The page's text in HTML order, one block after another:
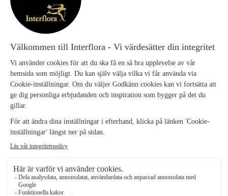
Om Saga Design
Saga Design är er Interflora konceptbutik i Härnösand.
Vi har ett stort utbud av växter, snittblommor och en härlig mix
av presentsaker.
av blommor på så många sätt och hos oss är Kunden alltid i
fokus. Årets butik 2016, Årets serviceföretag 2018, Årets